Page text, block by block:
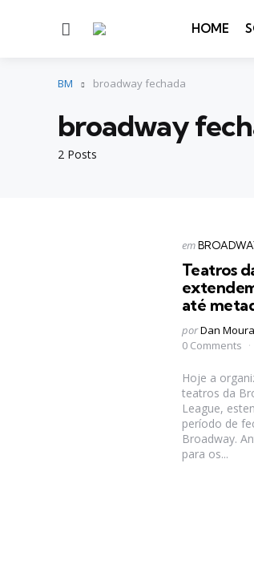
Menu HOME
BM broadway fechada
2 Posts
broadway
Categorias
Postado
em
Teatros
até
Postado
por
porDan Moura
0 Comments
Hoje a
teatros da
League,
período de
Broadway.
para os...